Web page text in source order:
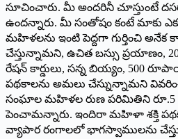
సూచించారు. మీ అందరినీ చూస్తుంటే
ఉందన్నారు. మీ సంతోషం కంటే మాకు
మహిళలను ఇంటి పెద్దగా గుర్తించి అనేక
చేస్తున్నామని, ఉచిత బస్సు ప్రయాణం,
రేషన్ కార్డులు, సన్న బియ్యం, 500
పథకాలను అమలు చేస్నున్నామని
సంఘాల మహిళల రుణ పరిమితిని రూ.5
పెంచామన్నారు. ఇందిరా మహిళా శక్తి
వ్యాపార రంగాలలో భాగస్వాములను